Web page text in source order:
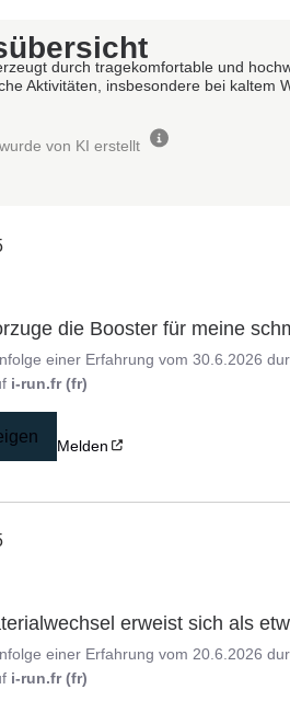
durch tragekomfortable und
Aktivitäten, insbesondere bei kaltem
von KI erstellt
die Booster für meine
infolge einer Erfahrung vom30.6.2026
i-run.fr (fr)
Melden
erweist sich als
einer Erfahrung vom20.6.2026
i-run.fr (fr)